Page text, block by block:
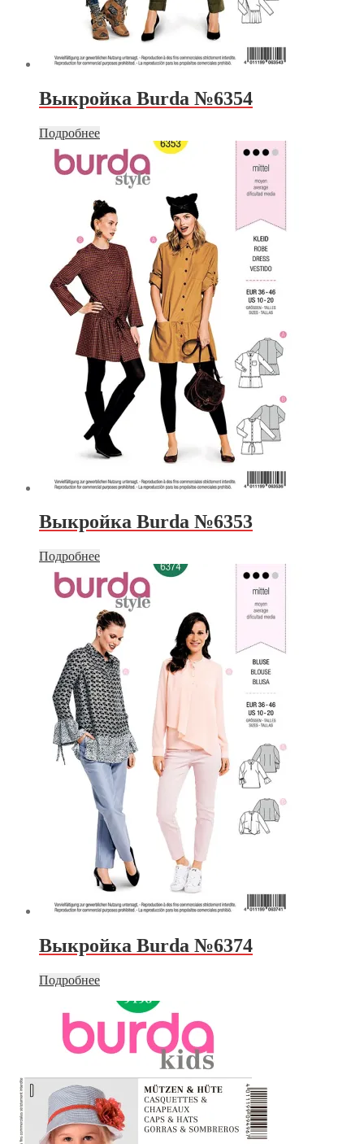
Выкройка Burda №6354
Подробнее
Выкройка Burda №6353
Подробнее
Выкройка Burda №6374
Подробнее